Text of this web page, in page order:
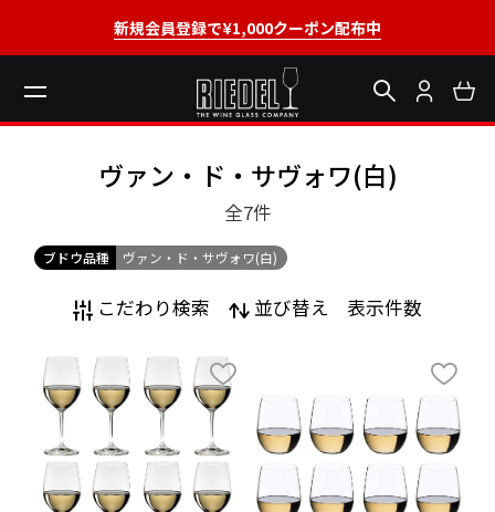
新規会員登録で¥1,000クーポン配布中
ヴァン・ド・サヴォワ(白)
全7件
ブドウ品種 ヴァン・ド・サヴォワ(白)
こだわり検索 並び替え 表示件数